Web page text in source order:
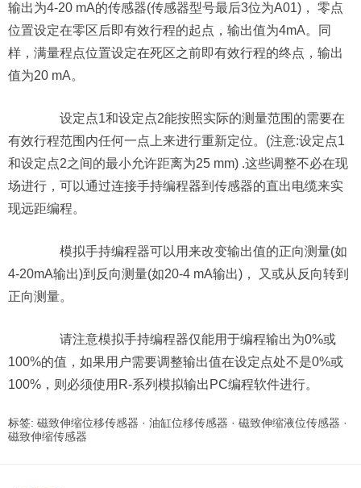
输出为4-20 mA的传感器(传感器型号最后3位为A01)， 零点
位置设定在零区后即有效行程的起点，输出值为4mA。同
样，满量程点位置设定在死区之前即有效行程的终点，输出
值为20 mA。
设定点1和设定点2能按照实际的测量范围的需要在
有效行程范围内任何一点上来进行重新定位。(注意:设定点1
和设定点2之间的最小允许距离为25 mm) .这些调整不必在现
场进行，可以通过连接手持编程器到传感器的直出电缆来实
现远距编程。
模拟手持编程器可以用来改变输出值的正向测量(如
4-20mA输出)到反向测量(如20-4 mA输出)， 又或从反向转到
正向测量。
请注意模拟手持编程器仅能用于编程输出为0%或
100%的值，如果用户需要调整输出值在设定点处不是0%或
100%，则必须使用R-系列模拟输出PC编程软件进行。
标签: 磁致伸缩位移传感器 · 油缸位移传感器 · 磁致伸缩液位传感器 ·
磁致伸缩传感器